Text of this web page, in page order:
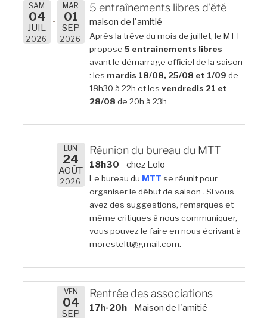
SAM
04
JUIL
2026
MAR
01
SEP
2026
5 entraînements libres d'été
maison de l'amitié
Après la trêve du mois de juillet, le MTT
propose 5 entrainements libres
avant le démarrage officiel de la saison
: les mardis 18/08, 25/08 et 1/09 de
18h30 à 22h et les vendredis 21 et
28/08 de 20h à 23h
LUN
24
AOÛT
2026
Réunion du bureau du MTT
18h30 chez Lolo
Le bureau du MTT se réunit pour
organiser le début de saison . Si vous
avez des suggestions, remarques et
même critiques à nous communiquer,
vous pouvez le faire en nous écrivant à
moresteltt@gmail.com.
VEN
04
SEP
Rentrée des associations
17h-20h Maison de l'amitié